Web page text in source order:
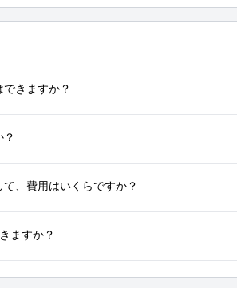
きますか？
、費用はいくらですか？
ますか？